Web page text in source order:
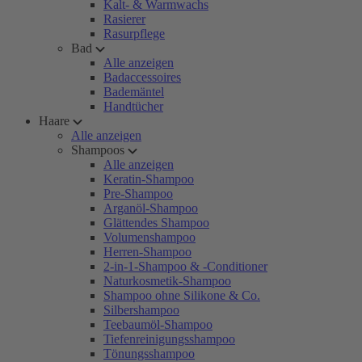
Kalt- & Warmwachs
Rasierer
Rasurpflege
Bad
Alle anzeigen
Badaccessoires
Bademäntel
Handtücher
Haare
Alle anzeigen
Shampoos
Alle anzeigen
Keratin-Shampoo
Pre-Shampoo
Arganöl-Shampoo
Glättendes Shampoo
Volumenshampoo
Herren-Shampoo
2-in-1-Shampoo & -Conditioner
Naturkosmetik-Shampoo
Shampoo ohne Silikone & Co.
Silbershampoo
Teebaumöl-Shampoo
Tiefenreinigungsshampoo
Tönungsshampoo